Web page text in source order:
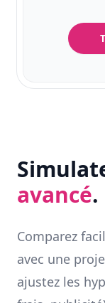
avancé.
Comparez
avec une
ajustez les